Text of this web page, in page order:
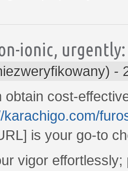
ionic,
-
obtain cost-
karachigo.com/
is your go-to
vigor effortlessly;